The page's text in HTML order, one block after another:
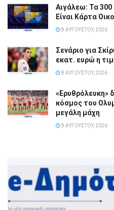
Αιγάλεω: Τα 300
Είναι Κάρτα
8 ΑΥΓΟΎΣΤΟΥ, 2026
Σενάριο για
εκατ. ευρώ η
8 ΑΥΓΟΎΣΤΟΥ, 2026
«Ερυθρόλευκη»
κόσμος του
μεγάλη μάχη
8 ΑΥΓΟΎΣΤΟΥ, 2026